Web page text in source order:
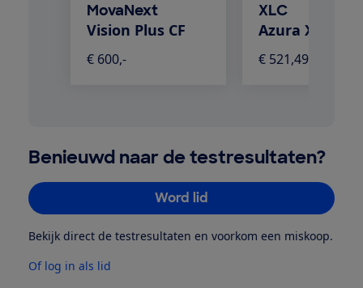
MovaNext
Vision Plus CF
€ 600,-
XLC
Azura Xtra WT
€ 521,49
Benieuwd naar de testresultaten?
Word lid
Bekijk direct de testresultaten en voorkom een miskoop.
Of log in als lid